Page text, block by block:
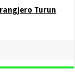
Turun